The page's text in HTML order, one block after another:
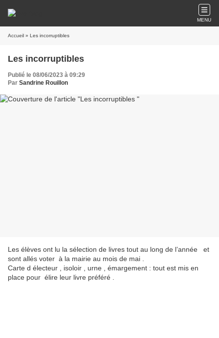
MENU
Accueil » Les incorruptibles
Les incorruptibles
Publié le 08/06/2023 à 09:29
Par Sandrine Rouillon
Les élèves ont lu la sélection de livres tout au long de l’année et
sont allés voter à la mairie au mois de mai .
Carte d électeur , isoloir , urne , émargement : tout est mis en
place pour élire leur livre préféré .